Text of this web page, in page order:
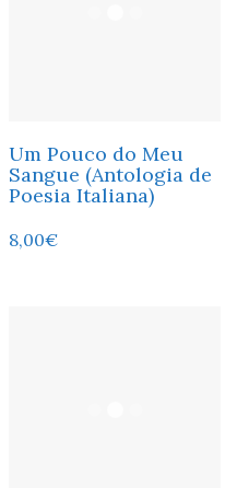
Um Pouco do Meu
Sangue (Antologia de
Poesia Italiana)
8,00€